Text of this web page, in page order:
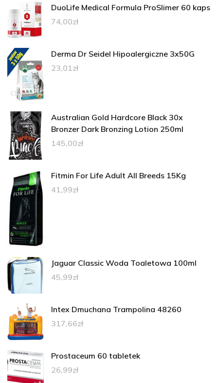
DuoLife Medical Formula ProSlimer 60 kaps
74,00zł
Derma Dr Seidel Hipoalergiczne 3x50G
23,01zł
Australian Gold Hardcore Black 30x
Bronzer Dark Bronzing Lotion 250ml
145,00zł
Fitmin For Life Adult All Breeds 15Kg
41,99zł
Jaguar Classic Woda Toaletowa 100ml
45,99zł
Intex Dmuchana Trampolina 48260
317,66zł
Prostaceum 60 tabletek
26,99zł